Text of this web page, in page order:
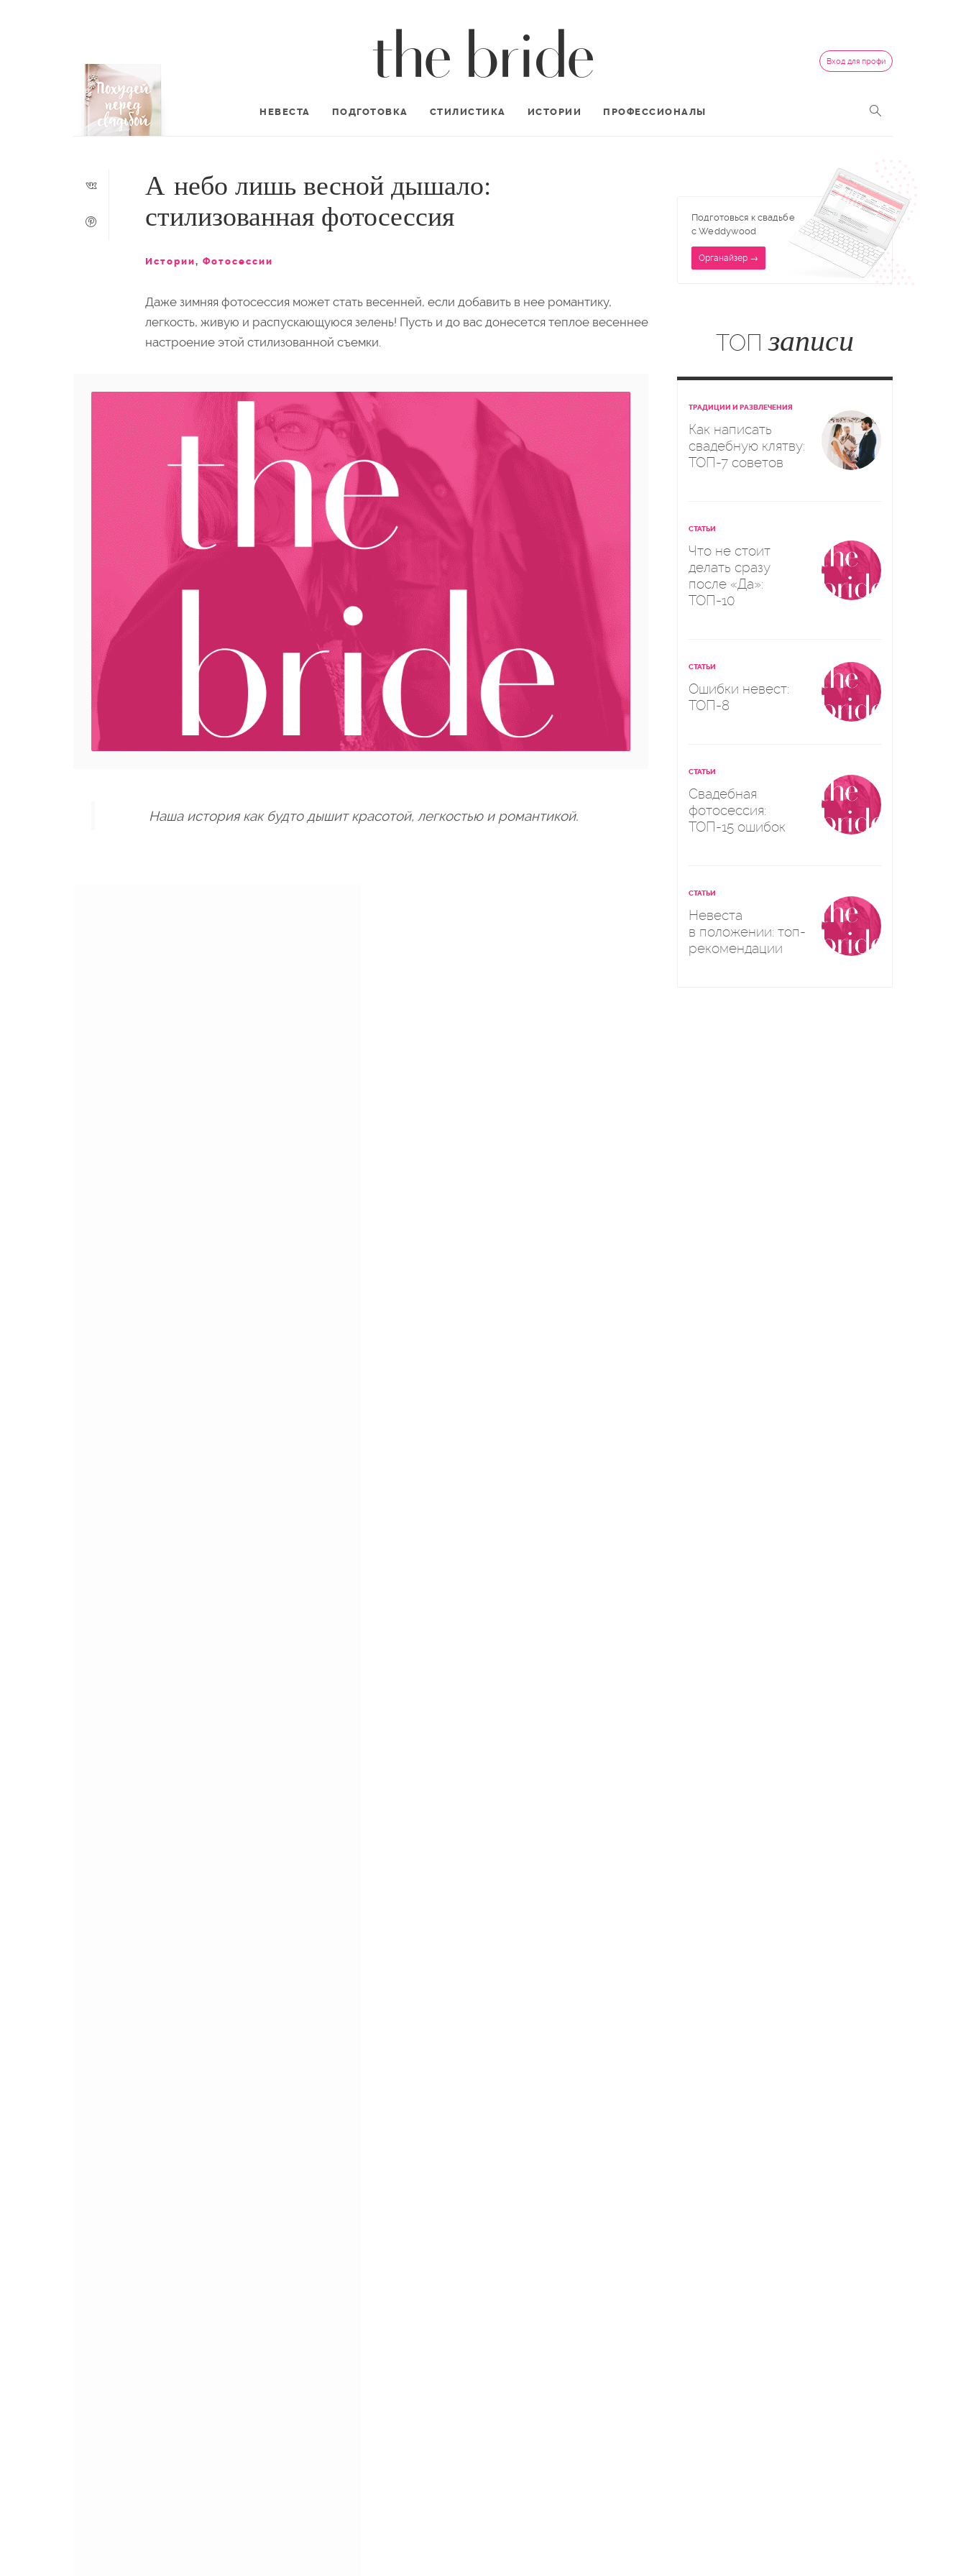
Вход для профи
НЕВЕСТА ПОДГОТОВКА СТИЛИСТИКА ИСТОРИИ ПРОФЕССИОНАЛЫ
А небо лишь весной дышало:
стилизованная фотосессия
Истории, Фотосессии
Даже зимняя фотосессия может стать весенней, если добавить в нее романтику,
легкость, живую и распускающуюся зелень! Пусть и до вас донесется теплое весеннее
настроение этой стилизованной съемки.
Наша история как будто дышит красотой, легкостью и романтикой.
Подготовься к свадьбе
с Weddywood
Органайзер →
ТОП записи
ТРАДИЦИИ И РАЗВЛЕЧЕНИЯ
Как написать
свадебную клятву:
ТОП-7 советов
СТАТЬИ
Что не стоит
делать сразу
после «Да»:
ТОП-10
СТАТЬИ
Ошибки невест:
ТОП-8
СТАТЬИ
Свадебная
фотосессия:
ТОП-15 ошибок
СТАТЬИ
Невеста
в положении: топ-
рекомендации